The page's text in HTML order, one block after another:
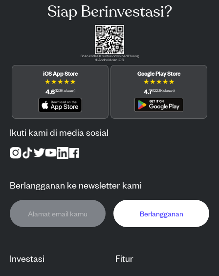
Investasi Fitur
Siap Berinvestasi?
Scan kode QR untuk download Pluang
di Android dan iOS.
iOS App Store
★★★★★
4.6(12.3Kulasan)
Google Play Store
★★★★★
4.7(122.3Kulasan)
Ikuti kami di media sosial
Berlangganan ke newsletter kami
Berlangganan